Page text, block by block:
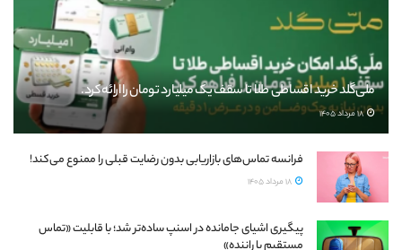
ملی‌گلد خرید اقساطی طلا تا سقف یک میلیارد تومان را ارائه کرد.
18 مرداد 1405
فرانسه تماس‌های بازاریابی بدون رضایت قبلی را ممنوع می‌کند!
پیگیری اشیای جامانده در اسنپ ساده‌تر شد؛ با قابلیت «تماس
مستقیم با راننده»